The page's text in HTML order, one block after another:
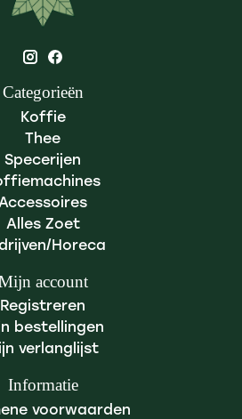
Categorieën
Koffie
Thee
Specerijen
Alles Zoet
Horeca
account
Registreren
bestellingen
verlanglijst
Informatie
voorwaarden